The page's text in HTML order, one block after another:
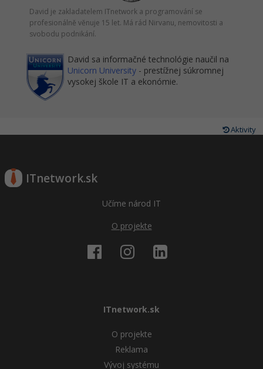
David je zakladatelem ITnetwork a programování se
profesionálně věnuje 15 let. Má rád Nirvanu, nemovitosti a
svobodu podnikání.
David sa informačné technológie naučil na
Unicorn University - prestížnej súkromnej
vysokej škole IT a ekonómie.
Aktivity
ITnetwork.sk
Učíme národ IT
O projekte
ITnetwork.sk
O projekte
Reklama
Vývoj systému